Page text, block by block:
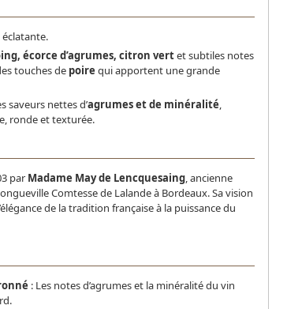
éclatante.
écorce d’agrumes, citron vertet subtiles notes
touches de poire qui apportent une grande
saveurs nettes d’agrumes et de minéralité,
ronde et texturée.
par Madame May de Lencquesaing, ancienne
Comtesse de Lalande à Bordeaux. Sa vision
de la tradition française à la puissance du
: Les notes d’agrumes et la minéralité du vin